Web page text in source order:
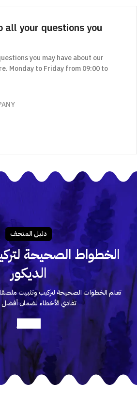
all your questions you
you may have about our
Monday to Friday from 09:00 to
دليـل المتحـف
الخطواط الصحيحة
الديكور
تعلم الخطوات الصحيحة لتركيب وتثبيت
تفادي الأخطاء لضمان أفضل